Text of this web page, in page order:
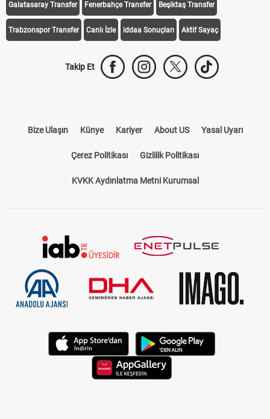
Galatasaray Transfer Fenerbahçe Transfer Beşiktaş Transfer
Trabzonspor Transfer Canlı İzle iddaa Sonuçları Aktif Sayaç
Takip Et
Bize Ulaşın Künye Kariyer About US Yasal Uyarı
Çerez Politikası Gizlilik Politikası
KVKK Aydınlatma Metni Kurumsal